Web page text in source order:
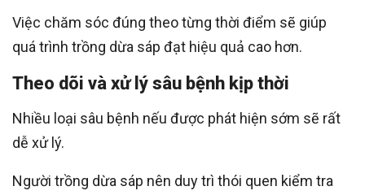
Việc chăm sóc đúng theo từng thời điểm sẽ giúp
quá trình trồng dừa sáp đạt hiệu quả cao hơn.
Theo dõi và xử lý sâu bệnh kịp thời
Nhiều loại sâu bệnh nếu được phát hiện sớm sẽ rất
dễ xử lý.
Người trồng dừa sáp nên duy trì thói quen kiểm tra